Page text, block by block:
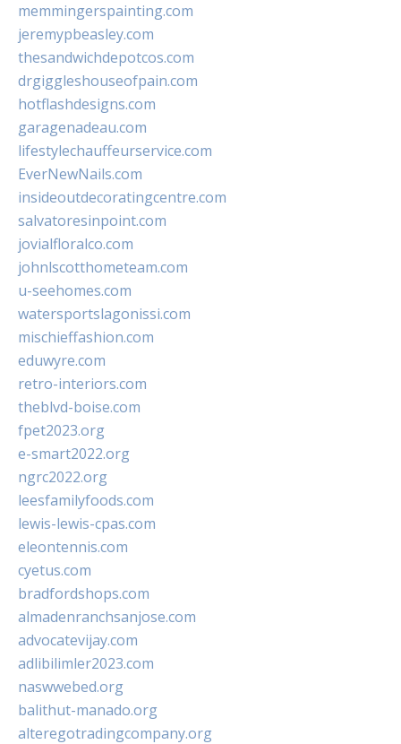
memmingerspainting.com
jeremypbeasley.com
thesandwichdepotcos.com
drgiggleshouseofpain.com
hotflashdesigns.com
garagenadeau.com
lifestylechauffeurservice.com
EverNewNails.com
insideoutdecoratingcentre.com
salvatoresinpoint.com
jovialfloralco.com
johnlscotthometeam.com
u-seehomes.com
watersportslagonissi.com
mischieffashion.com
eduwyre.com
retro-interiors.com
theblvd-boise.com
fpet2023.org
e-smart2022.org
ngrc2022.org
leesfamilyfoods.com
lewis-lewis-cpas.com
eleontennis.com
cyetus.com
bradfordshops.com
almadenranchsanjose.com
advocatevijay.com
adlibilimler2023.com
naswwebed.org
balithut-manado.org
alteregotradingcompany.org